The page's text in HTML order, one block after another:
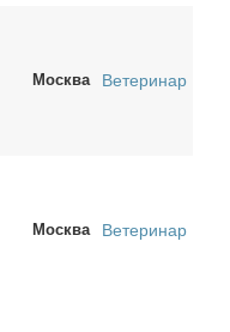
Москва Ветеринар
Москва Ветеринар